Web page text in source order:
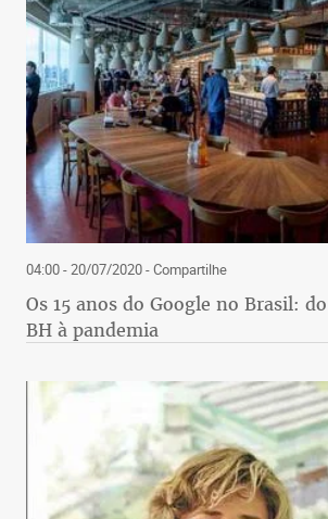
04:00 - 20/07/2020- Compartilhe
Os 15 anos do Google no Brasil:
BH à pandemia